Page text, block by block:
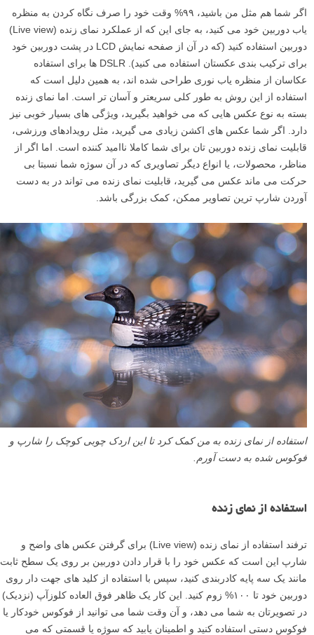
اگر شما هم مثل من باشید، ۹۹% وقت خود را صرف نگاه کردن به منظره
یاب دوربین خود می کنید، به جای این که از عملکرد نمای زنده (Live view)
دوربین استفاده کنید (که در آن از صفحه نمایش LCD در پشت دوربین خود
برای ترکیب بندی عکستان استفاده می کنید). DSLR ها برای استفاده
عکاسان از منظره یاب نوری طراحی شده اند، به همین دلیل است که
استفاده از این روش به طور کلی سریعتر و آسان تر است. اما نمای زنده
بسته به نوع عکس هایی که می خواهید بگیرید، ویژگی های بسیار خوبی نیز
دارد. اگر شما عکس های اکشن زیادی می گیرید، مثل رویدادهای ورزشی،
قابلیت نمای زنده دوربین تان برای شما کاملا ناامید کننده است. اما اگر از
مناظر، محصولات، یا انواع دیگر تصاویری که در آن سوژه شما نسبتا بی
حرکت می ماند عکس می گیرید، قابلیت نمای زنده می تواند در به دست
آوردن شارپ ترین تصاویر ممکن، کمک بزرگی باشد.
استفاده از نمای زنده به من کمک کرد تا این اردک چوبی کوچک را شارپ و
فوکوس شده به دست آورم.
استفاده از نمای زنده
ترفند استفاده از نمای زنده (Live view) برای گرفتن عکس های واضح و
شارپ این است که عکس خود را با قرار دادن دوربین بر روی یک سطح ثابت
مانند یک سه پایه کادربندی کنید، سپس با استفاده از کلید های جهت دار روی
دوربین خود تا ۱۰۰% زوم کنید. این کار یک ظاهر فوق العاده کلوزآپ (نزدیک)
در تصویرتان به شما می دهد، و آن وقت شما می توانید از فوکوس خودکار یا
فوکوس دستی استفاده کنید و اطمینان یابید که سوژه یا قسمتی که می